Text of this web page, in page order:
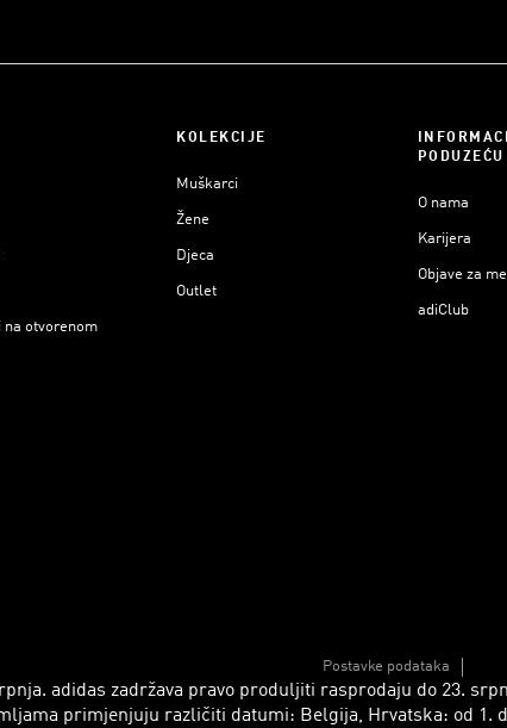
na otvorenom
KOLEKCIJE
Muškarci
Žene
Djeca
Outlet
PODUZEĆU
O nama
Karijera
Objave za
adiClub
Postavke podataka
adidas zadržava pravo produljiti rasprodaju do 23.
primjenjuju različiti datumi: Belgija, Hrvatska: od 1.